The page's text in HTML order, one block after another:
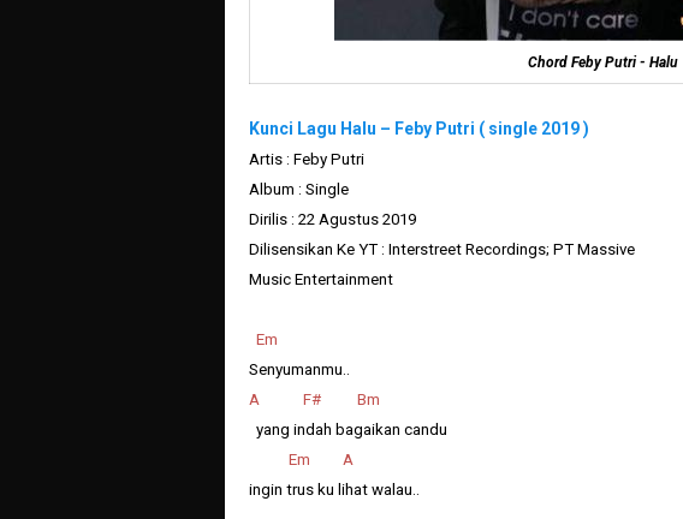
Chord Feby Putri - Halu
Kunci Lagu Halu – Feby Putri ( single 2019 )
Artis : Feby Putri
Album : Single
Dirilis : 22 Agustus 2019
Dilisensikan Ke YT : Interstreet Recordings; PT Massive
Music Entertainment
Em
Senyumanmu..
A F# Bm
yang indah bagaikan candu
Em A
ingin trus ku lihat walau..